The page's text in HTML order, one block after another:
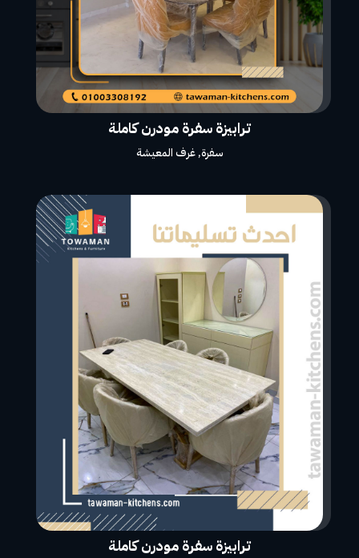
ترابيزة سفرة مودرن كاملة
سفرة,غرف المعيشة
ترابيزة سفرة مودرن كاملة